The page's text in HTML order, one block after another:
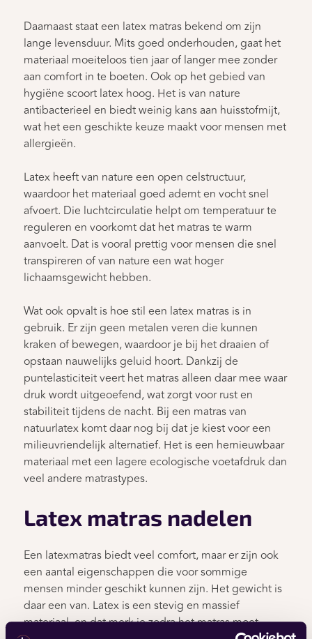
Daarnaast staat een latex matras bekend om zijn
lange levensduur. Mits goed onderhouden, gaat het
materiaal moeiteloos tien jaar of langer mee zonder
aan comfort in te boeten. Ook op het gebied van
hygiëne scoort latex hoog. Het is van nature
antibacterieel en biedt weinig kans aan huisstofmijt,
wat het een geschikte keuze maakt voor mensen met
allergieën.
Latex heeft van nature een open celstructuur,
waardoor het materiaal goed ademt en vocht snel
afvoert. Die luchtcirculatie helpt om temperatuur te
reguleren en voorkomt dat het matras te warm
aanvoelt. Dat is vooral prettig voor mensen die snel
transpireren of van nature een wat hoger
lichaamsgewicht hebben.
Wat ook opvalt is hoe stil een latex matras is in
gebruik. Er zijn geen metalen veren die kunnen
kraken of bewegen, waardoor je bij het draaien of
opstaan nauwelijks geluid hoort. Dankzij de
puntelasticiteit veert het matras alleen daar mee waar
druk wordt uitgeoefend, wat zorgt voor rust en
stabiliteit tijdens de nacht. Bij een matras van
natuurlatex komt daar nog bij dat je kiest voor een
milieuvriendelijk alternatief. Het is een hernieuwbaar
materiaal met een lagere ecologische voetafdruk dan
veel andere matrastypes.
Latex matras nadelen
Een latexmatras biedt veel comfort, maar er zijn ook
een aantal eigenschappen die voor sommige
mensen minder geschikt kunnen zijn. Het gewicht is
daar een van. Latex is een stevig en massief
materiaal, en dat merk je zodra het matras moet